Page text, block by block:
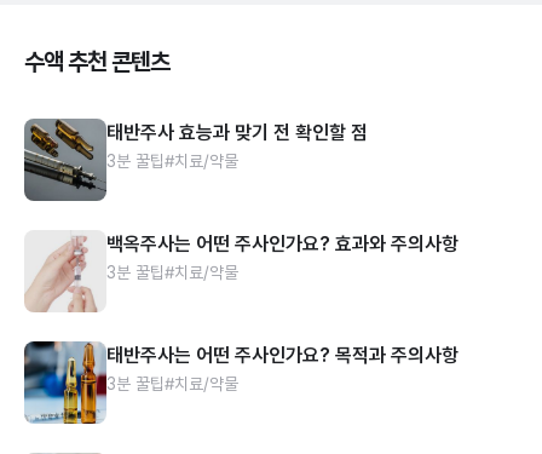
수액 추천 콘텐츠
태반주사 효능과 맞기 전 확인할 점
3분 꿀팁#치료/약물
백옥주사는 어떤 주사인가요? 효과와 주의사항
3분 꿀팁#치료/약물
태반주사는 어떤 주사인가요? 목적과 주의사항
3분 꿀팁#치료/약물